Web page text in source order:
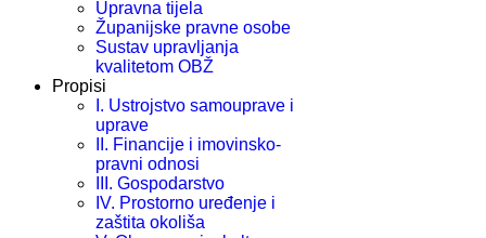
Upravna tijela
Županijske pravne osobe
Sustav upravljanja
kvalitetom OBŽ
Propisi
I. Ustrojstvo samouprave i
uprave
II. Financije i imovinsko-
pravni odnosi
III. Gospodarstvo
IV. Prostorno uređenje i
zaštita okoliša